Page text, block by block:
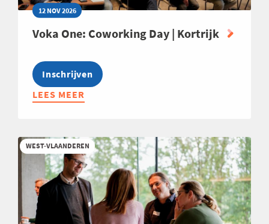
12 NOV 2026
Voka One: Coworking Day | Kortrijk
Inschrijven
LEES MEER
ABOUT
COWORKING
DAY
KORTRIJK
WEST-VLAANDEREN